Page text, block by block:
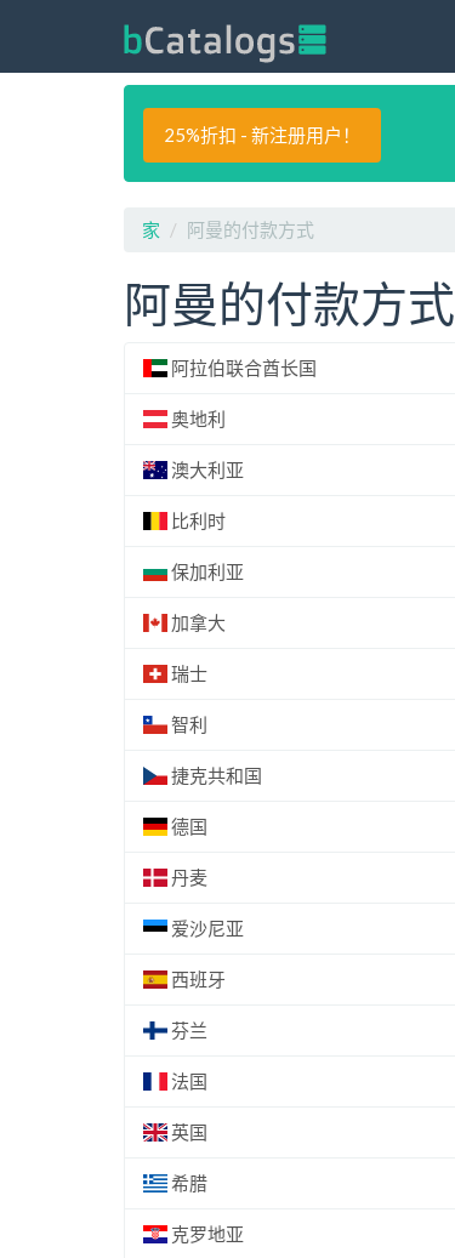
25%折扣 - 新注册用户！
家 阿曼的付款方式
阿曼的付款方式
阿拉伯联合酋长国
奥地利
澳大利亚
比利时
保加利亚
加拿大
瑞士
智利
捷克共和国
德国
丹麦
爱沙尼亚
西班牙
芬兰
法国
英国
希腊
克罗地亚